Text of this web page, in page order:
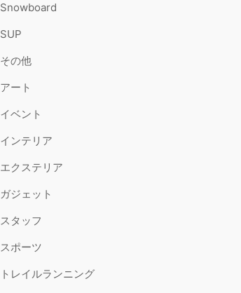
Snowboard
SUP
その他
アート
イベント
インテリア
エクステリア
ガジェット
スタッフ
スポーツ
トレイルランニング